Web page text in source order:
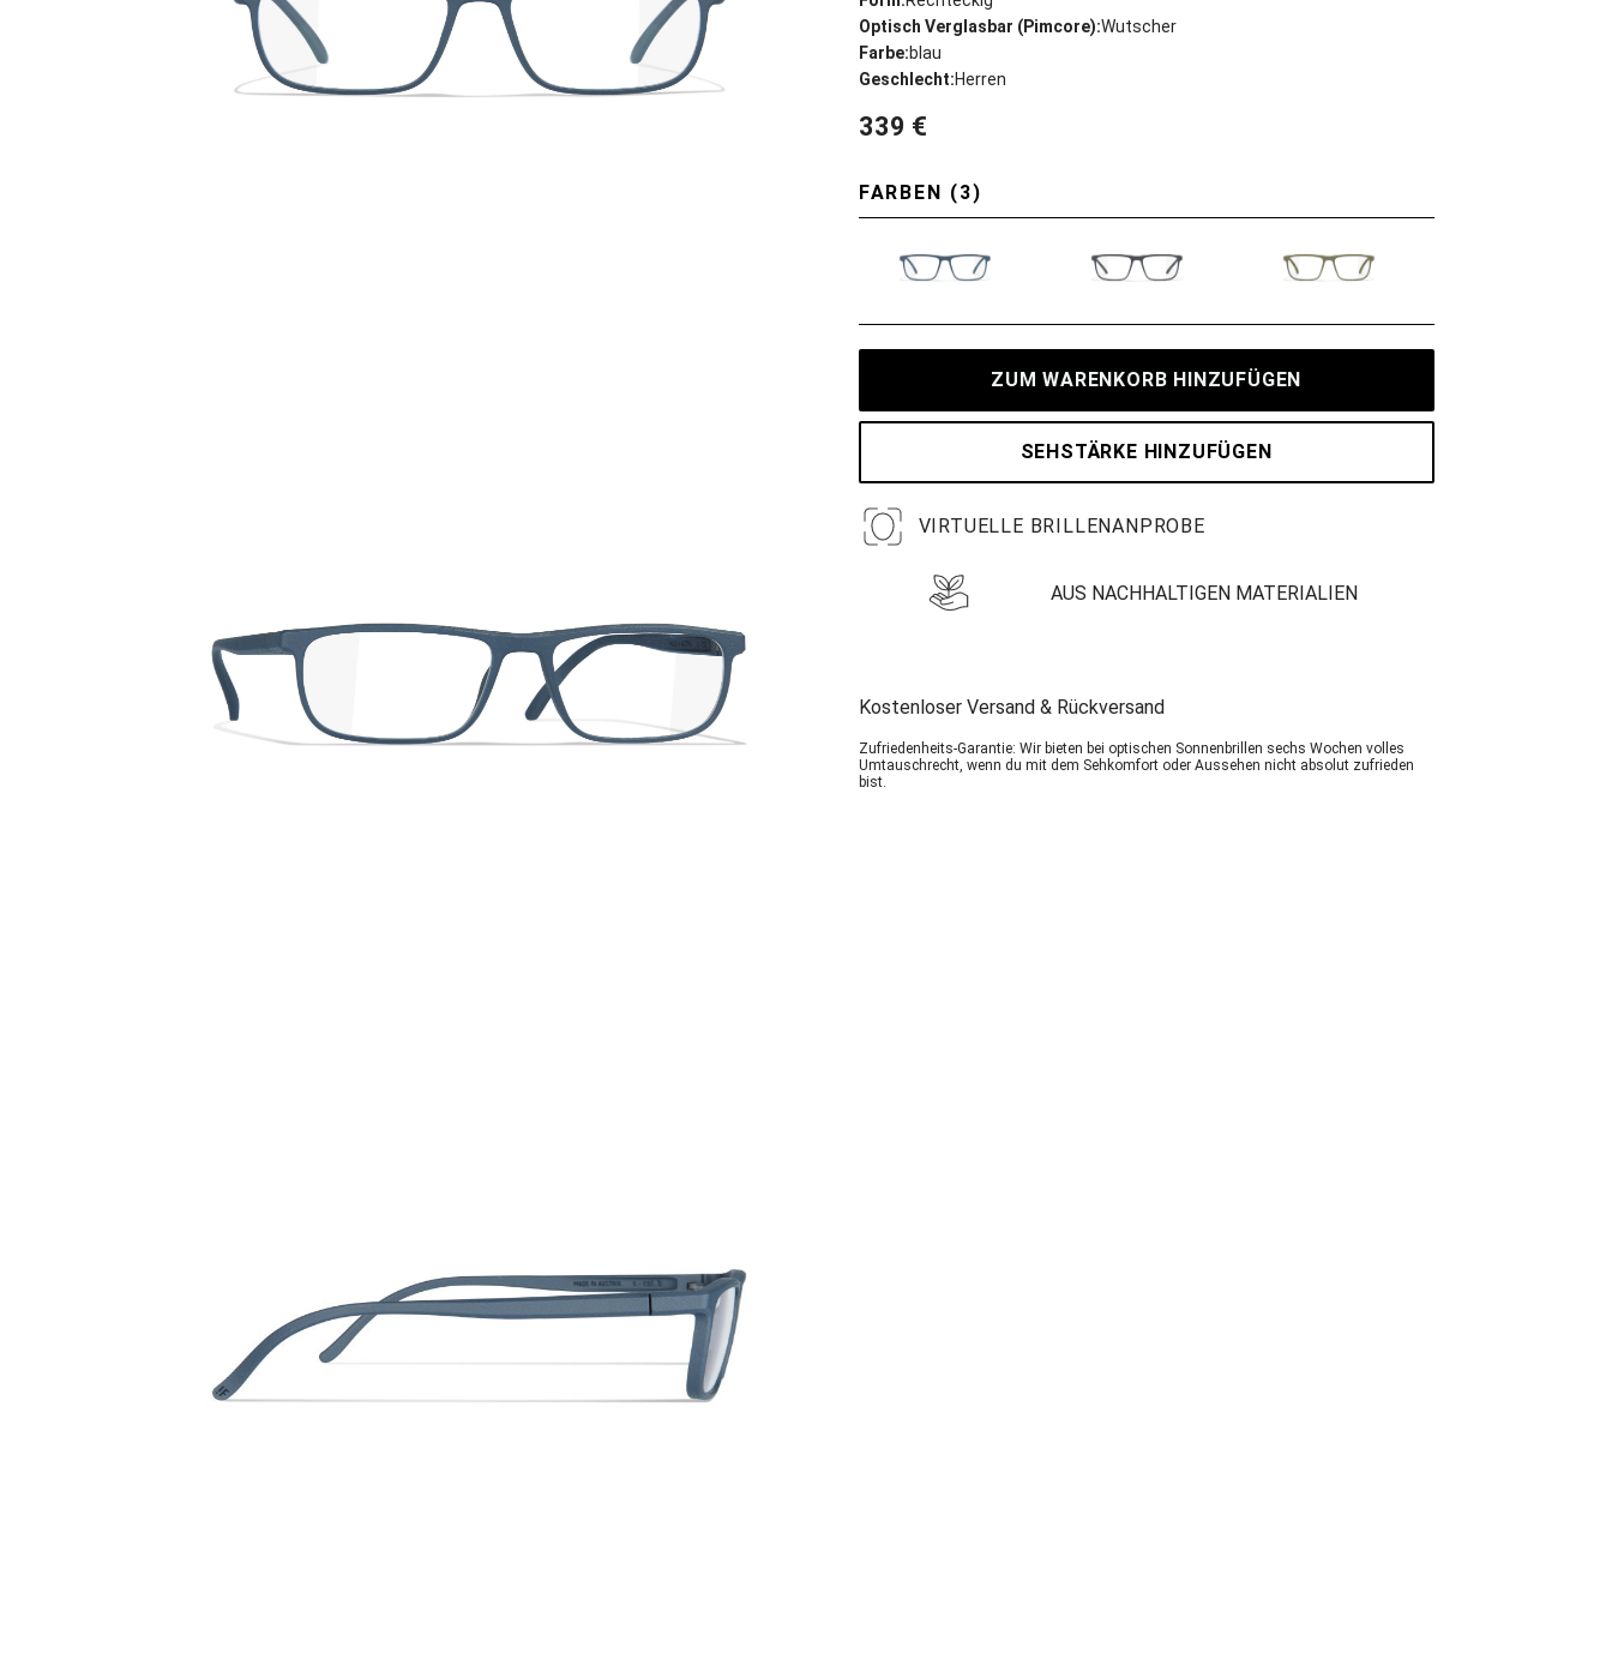
Optisch Verglasbar (Pimcore):Wutscher
Farbe:blau
Geschlecht:Herren
339 €
FARBEN (3)
ZUM WARENKORB HINZUFÜGEN
SEHSTÄRKE HINZUFÜGEN
VIRTUELLE BRILLENANPROBE
AUS NACHHALTIGEN MATERIALIEN
Kostenloser Versand & Rückversand
Zufriedenheits-Garantie: Wir bieten bei optischen Sonnenbrillen sechs Wochen volles
Umtauschrecht, wenn du mit dem Sehkomfort oder Aussehen nicht absolut zufrieden
bist.